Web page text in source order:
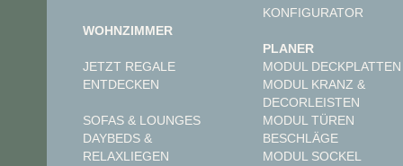
WOHNZIMMER
JETZT REGALE
ENTDECKEN
SOFAS & LOUNGES
DAYBEDS &
RELAXLIEGEN
KONFIGURATOR
PLANER
MODUL DECKPLATTEN
MODUL KRANZ &
DECORLEISTEN
MODUL TÜREN
BESCHLÄGE
MODUL SOCKEL